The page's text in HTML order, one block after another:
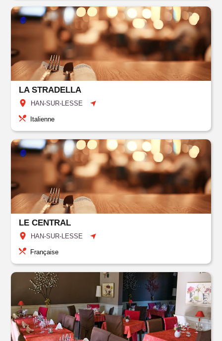
LA STRADELLA
HAN-SUR-LESSE
Italienne
LE CENTRAL
HAN-SUR-LESSE
Française